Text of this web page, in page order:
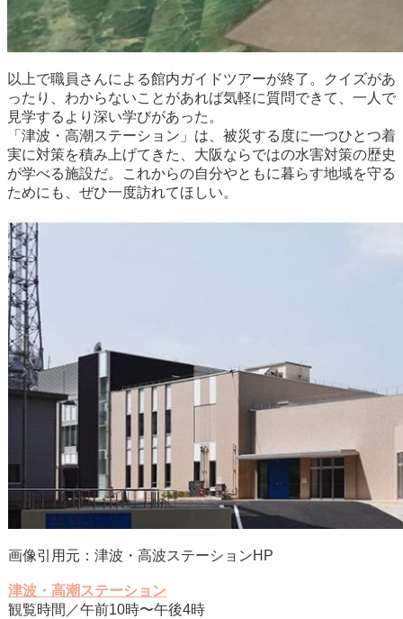
以上で職員さんによる館内ガイドツアーが終了。クイズがあ
ったり、わからないことがあれば気軽に質問できて、一人で
見学するより深い学びがあった。
「津波・高潮ステーション」は、被災する度に一つひとつ着
実に対策を積み上げてきた、大阪ならではの水害対策の歴史
が学べる施設だ。これからの自分やともに暮らす地域を守る
ためにも、ぜひ一度訪れてほしい。
画像引用元：津波・高波ステーションHP
津波・高潮ステーション
観覧時間／午前10時〜午後4時